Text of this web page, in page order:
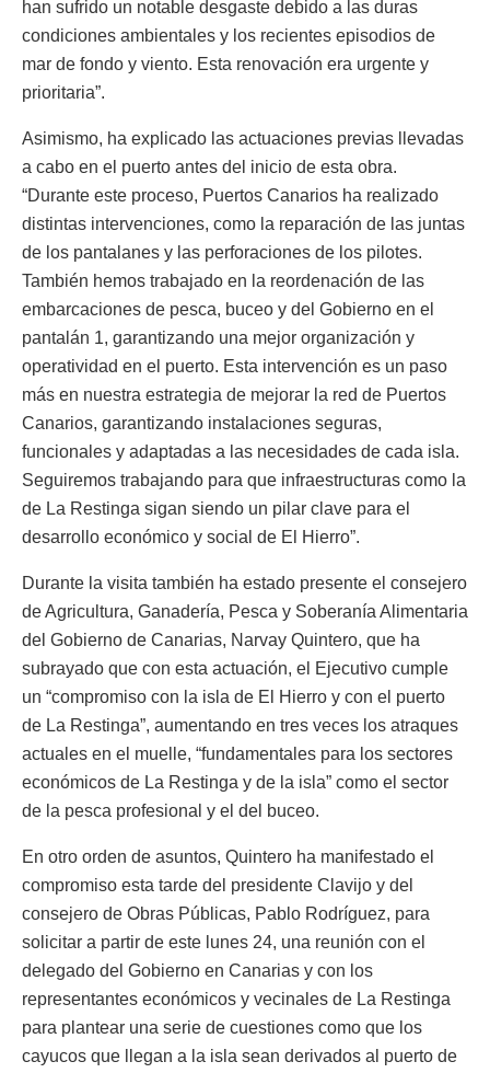
han sufrido un notable desgaste debido a las duras
condiciones ambientales y los recientes episodios de
mar de fondo y viento. Esta renovación era urgente y
prioritaria”.
Asimismo, ha explicado las actuaciones previas llevadas
a cabo en el puerto antes del inicio de esta obra.
“Durante este proceso, Puertos Canarios ha realizado
distintas intervenciones, como la reparación de las juntas
de los pantalanes y las perforaciones de los pilotes.
También hemos trabajado en la reordenación de las
embarcaciones de pesca, buceo y del Gobierno en el
pantalán 1, garantizando una mejor organización y
operatividad en el puerto. Esta intervención es un paso
más en nuestra estrategia de mejorar la red de Puertos
Canarios, garantizando instalaciones seguras,
funcionales y adaptadas a las necesidades de cada isla.
Seguiremos trabajando para que infraestructuras como la
de La Restinga sigan siendo un pilar clave para el
desarrollo económico y social de El Hierro”.
Durante la visita también ha estado presente el consejero
de Agricultura, Ganadería, Pesca y Soberanía Alimentaria
del Gobierno de Canarias, Narvay Quintero, que ha
subrayado que con esta actuación, el Ejecutivo cumple
un “compromiso con la isla de El Hierro y con el puerto
de La Restinga”, aumentando en tres veces los atraques
actuales en el muelle, “fundamentales para los sectores
económicos de La Restinga y de la isla” como el sector
de la pesca profesional y el del buceo.
En otro orden de asuntos, Quintero ha manifestado el
compromiso esta tarde del presidente Clavijo y del
consejero de Obras Públicas, Pablo Rodríguez, para
solicitar a partir de este lunes 24, una reunión con el
delegado del Gobierno en Canarias y con los
representantes económicos y vecinales de La Restinga
para plantear una serie de cuestiones como que los
cayucos que llegan a la isla sean derivados al puerto de